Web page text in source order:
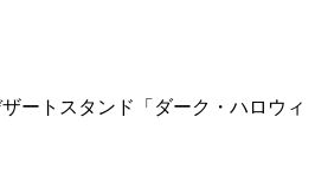
ートスタンド「ダーク・ハロウィ